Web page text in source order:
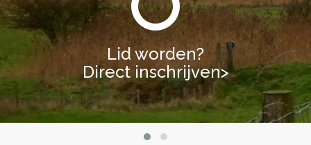
Lid worden?
Direct inschrijven>